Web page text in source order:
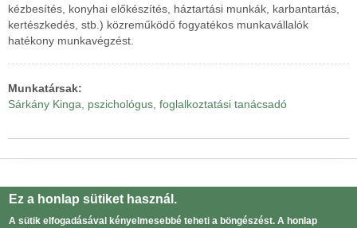
kézbesítés, konyhai előkészítés, háztartási munkák, karbantartás,
kertészkedés, stb.) közreműködő fogyatékos munkavállalók
hatékony munkavégzést.
Munkatársak
Sárkány Kinga, pszichológus, foglalkoztatási tanácsadó
Powered by
Lábléc Adatvédelmi tájékoztató
Ez a honlap sütiket használ.
A sütik elfogadásával kényelmesebbé teheti a böngészést. A honlap